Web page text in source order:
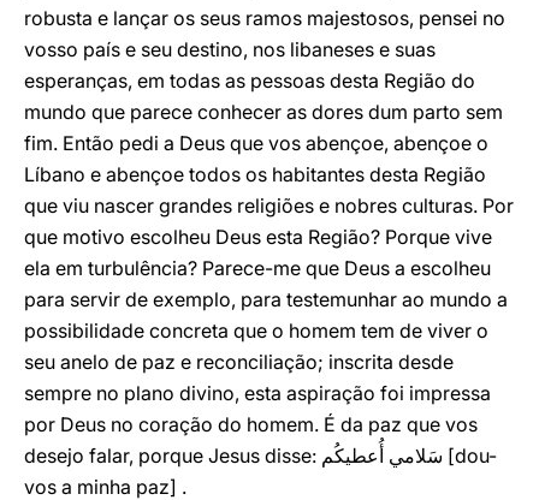
robusta e lançar os seus ramos majestosos, pensei no
vosso país e seu destino, nos libaneses e suas
esperanças, em todas as pessoas desta Região do
mundo que parece conhecer as dores dum parto sem
fim. Então pedi a Deus que vos abençoe, abençoe o
Líbano e abençoe todos os habitantes desta Região
que viu nascer grandes religiões e nobres culturas. Por
que motivo escolheu Deus esta Região? Porque vive
ela em turbulência? Parece-me que Deus a escolheu
para servir de exemplo, para testemunhar ao mundo a
possibilidade concreta que o homem tem de viver o
seu anelo de paz e reconciliação; inscrita desde
sempre no plano divino, esta aspiração foi impressa
por Deus no coração do homem. É da paz que vos
desejo falar, porque Jesus disse: سَلامي أُعطيكُم [dou-
vos a minha paz] .